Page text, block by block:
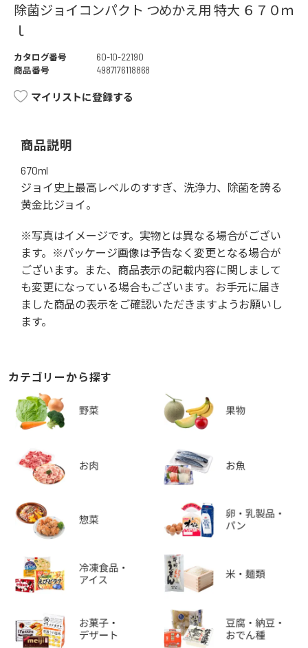
除菌ジョイコンパクト つめかえ用 特大 ６７０ｍ
ｌ
カタログ番号
60-10-22190
商品番号
4987176118868
マイリストに登録する
商品説明
670ml
ジョイ史上最高レベルのすすぎ、洗浄力、除菌を誇る
黄金比ジョイ。
※写真はイメージです。実物とは異なる場合がござい
ます。※パッケージ画像は予告なく変更となる場合が
ございます。また、商品表示の記載内容に関しまして
も変更になっている場合もございます。お手元に届き
ました商品の表示をご確認いただきますようお願いし
ます。
カテゴリーから探す